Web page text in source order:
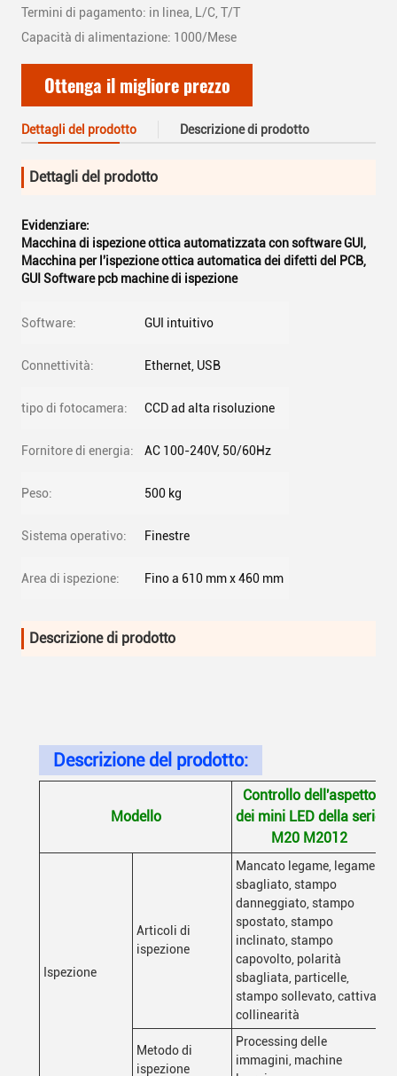
Termini di pagamento: in linea, L/C, T/T
Capacità di alimentazione: 1000/Mese
Ottenga il migliore prezzo
Dettagli del prodotto Descrizione di prodotto
Dettagli del prodotto
Evidenziare:
Macchina di ispezione ottica automatizzata con software GUI ,
Macchina per l'ispezione ottica automatica dei difetti del PCB,
GUI Software pcb machine di ispezione
Software: GUI intuitivo
Connettività: Ethernet, USB
tipo di fotocamera: CCD ad alta risoluzione
Fornitore di energia: AC 100-240V, 50/60Hz
Peso: 500 kg
Sistema operativo: Finestre
Area di ispezione: Fino a 610 mm x 460 mm
Descrizione di prodotto
Descrizione del prodotto:
Modello
Controllo dell'aspetto
dei mini LED della serie
M20 M2012
Ispezione
Articoli di
ispezione
Mancato legame, legame
sbagliato, stampo
danneggiato, stampo
spostato, stampo
inclinato, stampo
capovolto, polarità
sbagliata, particelle,
stampo sollevato, cattiva
collinearità
Metodo di
ispezione
Processing delle
immagini, machine